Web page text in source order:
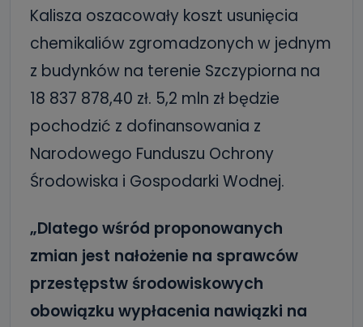
Kalisza oszacowały koszt usunięcia
chemikaliów zgromadzonych w jednym
z budynków na terenie Szczypiorna na
18 837 878,40 zł. 5,2 mln zł będzie
pochodzić z dofinansowania z
Narodowego Funduszu Ochrony
Środowiska i Gospodarki Wodnej.
„Dlatego wśród proponowanych
zmian jest nałożenie na sprawców
przestępstw środowiskowych
obowiązku wypłacenia nawiązki na